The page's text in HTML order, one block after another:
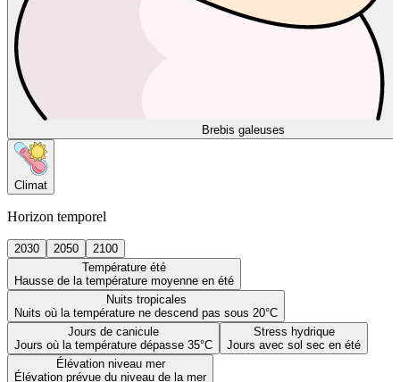
Brebis galeuses
Climat
Horizon temporel
2030 2050
2100
Température été
Hausse de la température moyenne en été
Nuits tropicales
Nuits où la température ne descend pas sous 20°C
Jours de canicule
Jours où la température dépasse 35°C
Stress hydrique
Jours avec sol sec en été
Élévation niveau mer
Élévation prévue du niveau de la mer